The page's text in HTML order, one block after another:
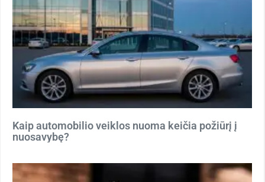
Kaip automobilio veiklos nuoma keičia požiūrį į
nuosavybę?